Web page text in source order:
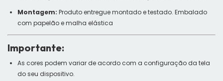
Montagem: Produto entregue montado e testado. Embalado
com papelão e malha elástica
Importante:
As cores podem variar de acordo com a configuração da tela
do seu dispositivo.